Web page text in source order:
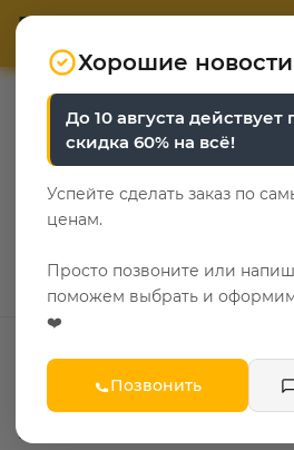
Электронный
вдохновиться
Главная — О компании — Мы
Электронный каталог - вдохновиться
9 февраля 2026
Знакомьтесь - наш
каталог спален и гостиных!
Хорошие
До 10 августа действует
скидка 60% на всё!
Успейте сделать заказ по
ценам.
Просто позвоните или
поможем выбрать и
❤️
Позвонить